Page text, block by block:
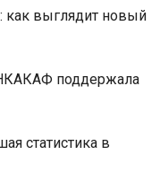
выглядит новый
поддержала
статистика в